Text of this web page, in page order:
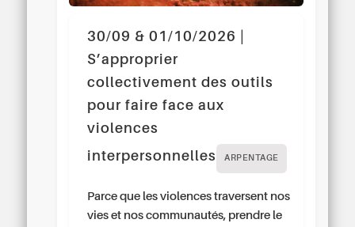
30/09 & 01/10/2026 |
S’approprier
collectivement des outils
pour faire face aux
violences
interpersonnelles
ARPENTAGE
Parce que les violences traversent nos
vies et nos communautés, prendre le